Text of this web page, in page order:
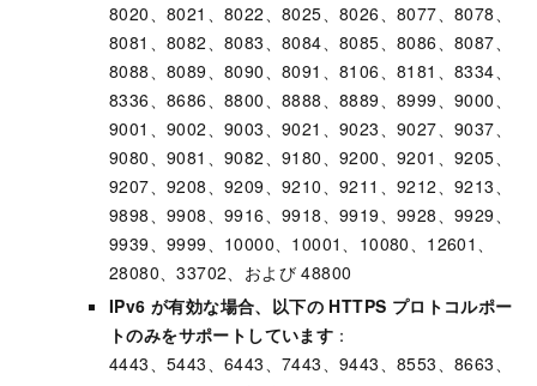
8020、8021、8022、8025、8026、8077、8078、
8081、8082、8083、8084、8085、8086、8087、
8088、8089、8090、8091、8106、8181、8334、
8336、8686、8800、8888、8889、8999、9000、
9001、9002、9003、9021、9023、9027、9037、
9080、9081、9082、9180、9200、9201、9205、
9207、9208、9209、9210、9211、9212、9213、
9898、9908、9916、9918、9919、9928、9929、
9939、9999、10000、10001、10080、12601、
28080、33702、および 48800
IPv6 が有効な場合、以下の HTTPS プロトコルポー
トのみをサポートしています ：
4443、5443、6443、7443、9443、8553、8663、